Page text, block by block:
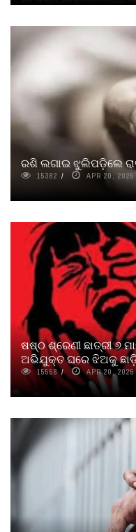
ରଶି ଲଗାଇ ଝୁଲିପଡ଼ିଲେ
15382 APR 20, 2025
ଷଷ୍ଠ ଶ୍ରେଣୀ ଛାତ୍ରୀ ୬
ଅଭିଯୁକ୍ତ ଘରେ ଝିଅକୁ ଛାଡ଼ି
15558 APR 20, 2025